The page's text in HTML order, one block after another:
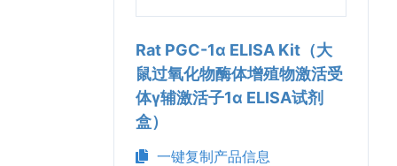
Rat PGC-1α ELISA Kit（大
鼠过氧化物酶体增殖物激活受
体γ辅激活子1α ELISA试剂
盒）
一键复制产品信息